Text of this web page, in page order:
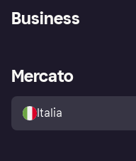
Assistenza
Esplora i negozi
Politica di protezione
dell'acquirente Klarna
Business
Accesso aziende
Mercato
Italia